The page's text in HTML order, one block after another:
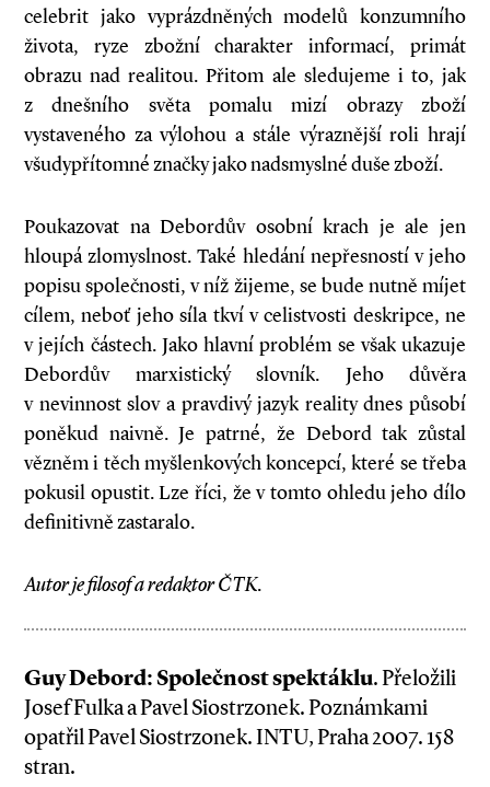
celebrit jako vyprázdněných modelů konzumního
života, ryze zbožní charakter informací, primát
obrazu nad realitou. Přitom ale sledujeme i to, jak
z dnešního světa pomalu mizí obrazy zboží
vystaveného za výlohou a stále výraznější roli hrají
všudypřítomné značky jako nadsmyslné duše zboží.
Poukazovat na Debordův osobní krach je ale jen
hloupá zlomyslnost. Také hledání nepřesností v jeho
popisu společnosti, v níž žijeme, se bude nutně míjet
cílem, neboť jeho síla tkví v celistvosti deskripce, ne
v jejích částech. Jako hlavní problém se však ukazuje
Debordův marxistický slovník. Jeho důvěra
v nevinnost slov a pravdivý jazyk reality dnes působí
poněkud naivně. Je patrné, že Debord tak zůstal
vězněm i těch myšlenkových koncepcí, které se třeba
pokusil opustit. Lze říci, že v tomto ohledu jeho dílo
definitivně zastaralo.
Autor je filosof a redaktor ČTK.
Guy Debord: Společnost spektáklu. Přeložili
Josef Fulka a Pavel Siostrzonek. Poznámkami
opatřil Pavel Siostrzonek. INTU, Praha 2007. 158
stran.